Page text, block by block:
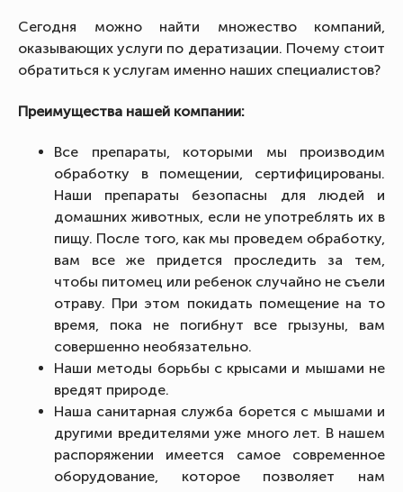
Сегодня можно найти множество компаний,
оказывающих услуги по дератизации. Почему стоит
обратиться к услугам именно наших специалистов?
Преимущества нашей компании:
Все препараты, которыми мы производим
обработку в помещении, сертифицированы.
Наши препараты безопасны для людей и
домашних животных, если не употреблять их в
пищу. После того, как мы проведем обработку,
вам все же придется проследить за тем,
чтобы питомец или ребенок случайно не съели
отраву. При этом покидать помещение на то
время, пока не погибнут все грызуны, вам
совершенно необязательно.
Наши методы борьбы с крысами и мышами не
вредят природе.
Наша санитарная служба борется с мышами и
другими вредителями уже много лет. В нашем
распоряжении имеется самое современное
оборудование, которое позволяет нам